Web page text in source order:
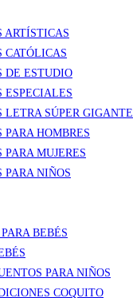
ARTÍSTICAS
CATÓLICAS
DE ESTUDIO
ESPECIALES
LETRA SÚPER GIGANTE
HOMBRES
MUJERES
PARA NIÑOS
BEBÉS
PARA NIÑOS
COQUITO